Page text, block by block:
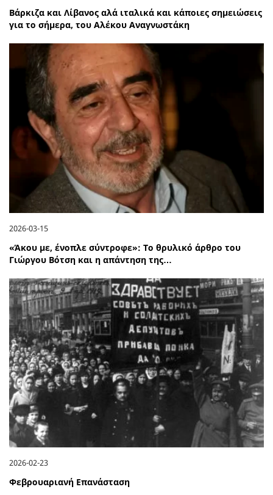
Βάρκιζα και Λίβανος αλά ιταλικά και κάποιες σημειώσεις
για το σήμερα, του Αλέκου Αναγνωστάκη
2026-03-15
«Άκου με, ένοπλε σύντροφε»: Το θρυλικό άρθρο του
Γιώργου Βότση και η απάντηση της…
2026-02-23
Φεβρουαριανή Επανάσταση